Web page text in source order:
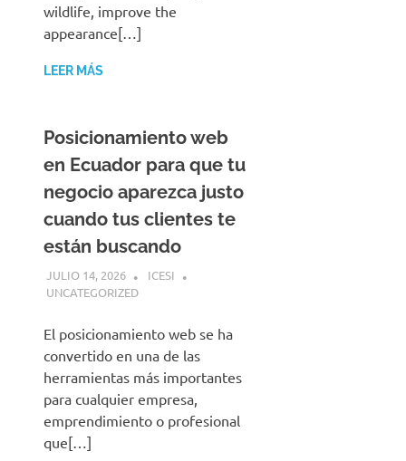
wildlife, improve the
appearance[…]
LEER MÁS
Posicionamiento web
en Ecuador para que tu
negocio aparezca justo
cuando tus clientes te
están buscando
JULIO 14, 2026
ICESI
UNCATEGORIZED
El posicionamiento web se ha
convertido en una de las
herramientas más importantes
para cualquier empresa,
emprendimiento o profesional
que[…]